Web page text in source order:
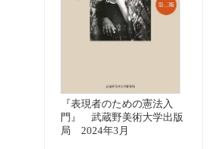
『表現者のための憲法入
門』 武蔵野美術大学出版
局 2024年3月